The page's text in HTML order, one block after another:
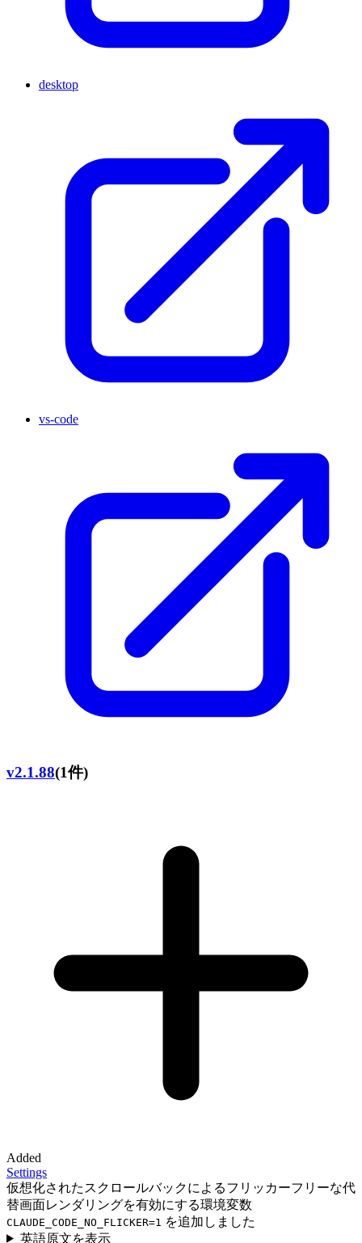
desktop
vs-code
v2.1.88(1件)
Added
Settings
仮想化されたスクロールバックによるフリッカーフリーな代
替画面レンダリングを有効にする環境変数
CLAUDE_CODE_NO_FLICKER=1 を追加しました
英語原文を表示